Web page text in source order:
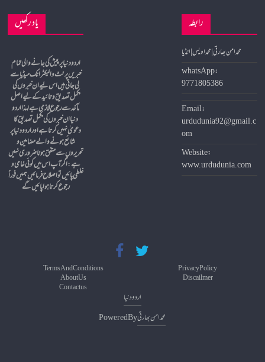
یاد رکھیں
خبریں پرنٹ و الیکٹرانک میڈیا سے
لی جاتی ہیں اس لیے ان خبروں کی
مکمل تصدیق و تائید کے لیے اصل
مآخد سے رجوع لازمی ہے لہذا اردو
دنیا ان خبروں کی مکمل تصدیق کا
دعویٰ نہیں کرتا ہے اور اردو دنیا پر
شائع ہونے والے مضامین و
تحریروں سے متفق ہونا ضروری نہیں
ہے:اگر آپ اس میں کوئی خامی و
غلطی پائیں تو اصلاح فرمائیں ہمیں فوراً
رجوع کرتا ہوا پائیں گے
رابطہ
محمد امن بھارتی | محمد اویس | انڈیا
whatsApp:
9771805386
Email:
urdudunia92@gmail.c
om
Website:
www.urdudunia.com
Terms And Conditions Privacy Policy
About Us Discailmer
Contact us
Powered Byمحمد امن بھارتی